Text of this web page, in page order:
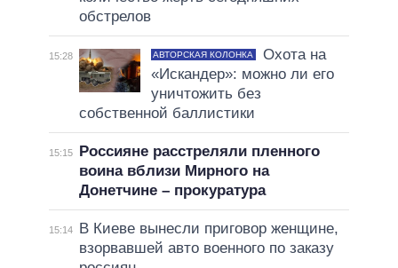
обстрелов
15:28 АВТОРСКАЯ КОЛОНКА
Охота на
«Искандер»: можно ли его
уничтожить без
собственной баллистики
15:15
Россияне расстреляли пленного
воина вблизи Мирного на
Донетчине – прокуратура
15:14
В Киеве вынесли приговор женщине,
взорвавшей авто военного по заказу